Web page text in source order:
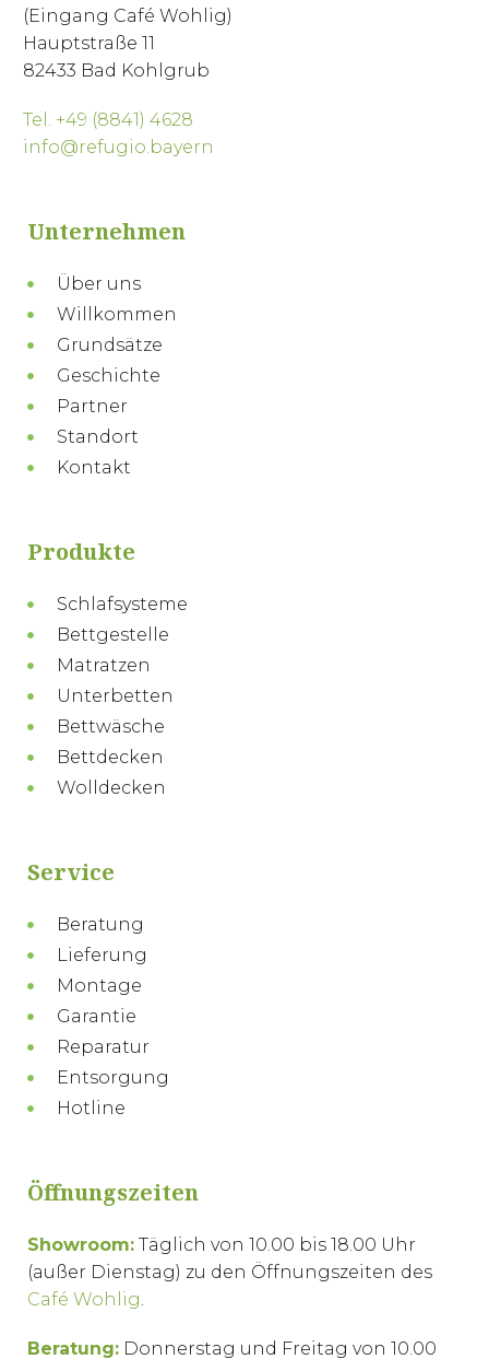
(Eingang Café Wohlig)
Hauptstraße 11
82433 Bad Kohlgrub
Tel. +49 (8841) 4628
info@refugio.bayern
Unternehmen
Über uns
Willkommen
Grundsätze
Geschichte
Partner
Standort
Kontakt
Produkte
Schlafsysteme
Bettgestelle
Matratzen
Unterbetten
Bettwäsche
Bettdecken
Wolldecken
Service
Beratung
Lieferung
Montage
Garantie
Reparatur
Entsorgung
Hotline
Öffnungszeiten
Showroom: Täglich von 10.00 bis 18.00 Uhr
(außer Dienstag) zu den Öffnungszeiten des
Café Wohlig.
Beratung: Donnerstag und Freitag von 10.00